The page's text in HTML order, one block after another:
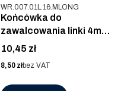
Kod produktu
WR.007.01L.16.MLONG
Końcówka do
zawalcowania linki 4mm
gwint lewy M8
Cena
10,45 zł
Cena
8,50 złbez VAT